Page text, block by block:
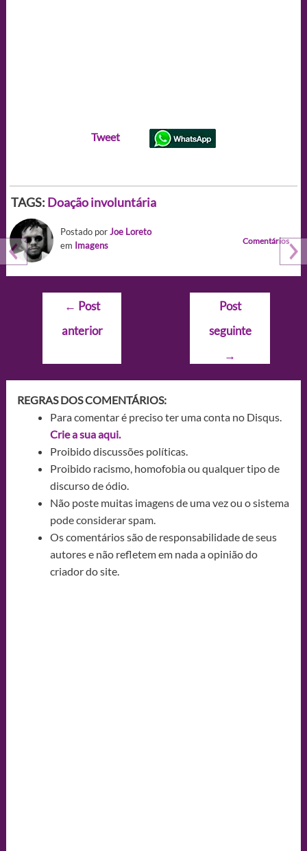
Tweet
TAGS: Doação involuntária
Postado porJoe Loreto
em Imagens Comentários
Navegação
Post
← Post
anterior
Post
seguinte
→
REGRAS DOS COMENTÁRIOS:
Para comentar é preciso ter uma conta no Disqus.
Crie a sua aqui.
Proibido discussões políticas.
Proibido racismo, homofobia ou qualquer tipo de
discurso de ódio.
Não poste muitas imagens de uma vez ou o sistema
pode considerar spam.
Os comentários são de responsabilidade de seus
autores e não refletem em nada a opinião do
criador do site.